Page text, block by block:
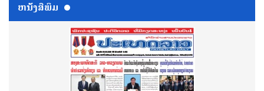
ຫນ້ັງສືພິມ